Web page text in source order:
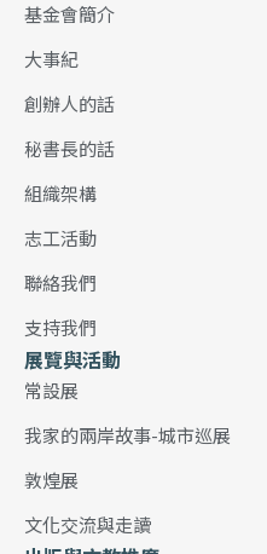
基金會簡介
大事紀
創辦人的話
秘書長的話
組織架構
志工活動
聯絡我們
支持我們
展覽與活動
常設展
我家的兩岸故事-城市巡展
敦煌展
文化交流與走讀